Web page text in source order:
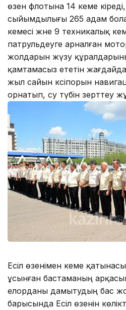
өзен флотына 14 кеме
сыйымдылығы 265 адам
кемесі және 9 техникалық
патрульдеуге арналған
жолдарын жүзу
қамтамасыз ететін
жыл сайын кәсіпорын
орнатып, су түбін зерттеу
Есіл өзенімен кеме
ұсынған бастаманың
елорданы дамытудың бас
барысында Есіл өзенін